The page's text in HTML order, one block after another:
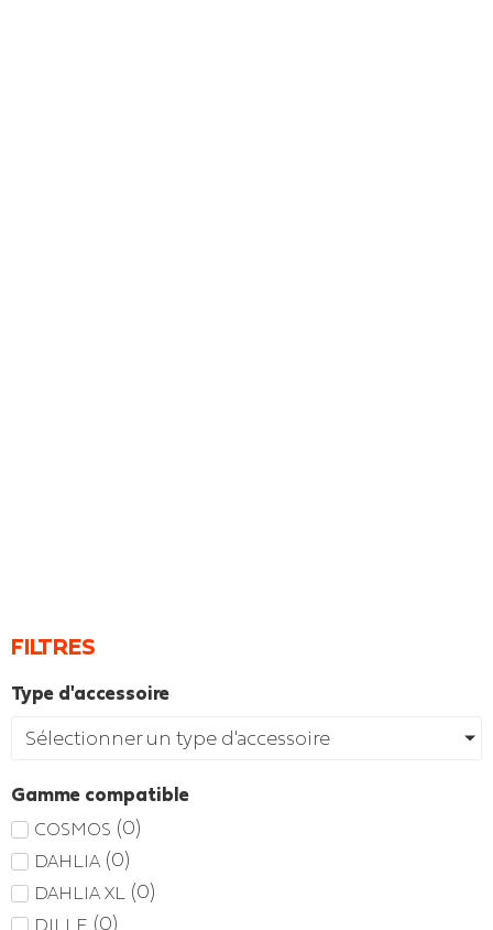
FILTRES
Type d'accessoire
Sélectionner un type d'accessoire
Gamme compatible
COSMOS (0)
DAHLIA (0)
DAHLIA XL (0)
DILLE (0)